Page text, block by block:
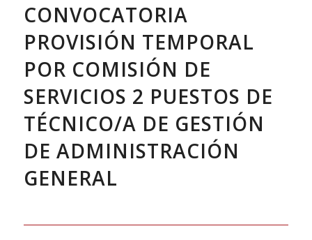
CONVOCATORIA
PROVISIÓN TEMPORAL
POR COMISIÓN DE
SERVICIOS 2 PUESTOS DE
TÉCNICO/A DE GESTIÓN
DE ADMINISTRACIÓN
GENERAL